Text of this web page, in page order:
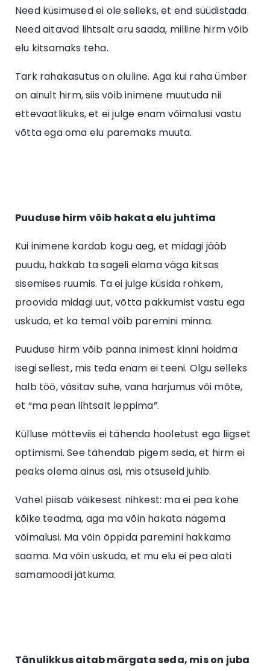
Need küsimused ei ole selleks, et end süüdistada.
Need aitavad lihtsalt aru saada, milline hirm võib
elu kitsamaks teha.
Tark rahakasutus on oluline. Aga kui raha ümber
on ainult hirm, siis võib inimene muutuda nii
ettevaatlikuks, et ei julge enam võimalusi vastu
võtta ega oma elu paremaks muuta.
Puuduse hirm võib hakata elu juhtima
Kui inimene kardab kogu aeg, et midagi jääb
puudu, hakkab ta sageli elama väga kitsas
sisemises ruumis. Ta ei julge küsida rohkem,
proovida midagi uut, võtta pakkumist vastu ega
uskuda, et ka temal võib paremini minna.
Puuduse hirm võib panna inimest kinni hoidma
isegi sellest, mis teda enam ei teeni. Olgu selleks
halb töö, väsitav suhe, vana harjumus või mõte,
et “ma pean lihtsalt leppima”.
Külluse mõtteviis ei tähenda hooletust ega liigset
optimismi. See tähendab pigem seda, et hirm ei
peaks olema ainus asi, mis otsuseid juhib.
Vahel piisab väikesest nihkest: ma ei pea kohe
kõike teadma, aga ma võin hakata nägema
võimalusi. Ma võin õppida paremini hakkama
saama. Ma võin uskuda, et mu elu ei pea alati
samamoodi jätkuma.
Tänulikkus aitab märgata seda, mis on juba